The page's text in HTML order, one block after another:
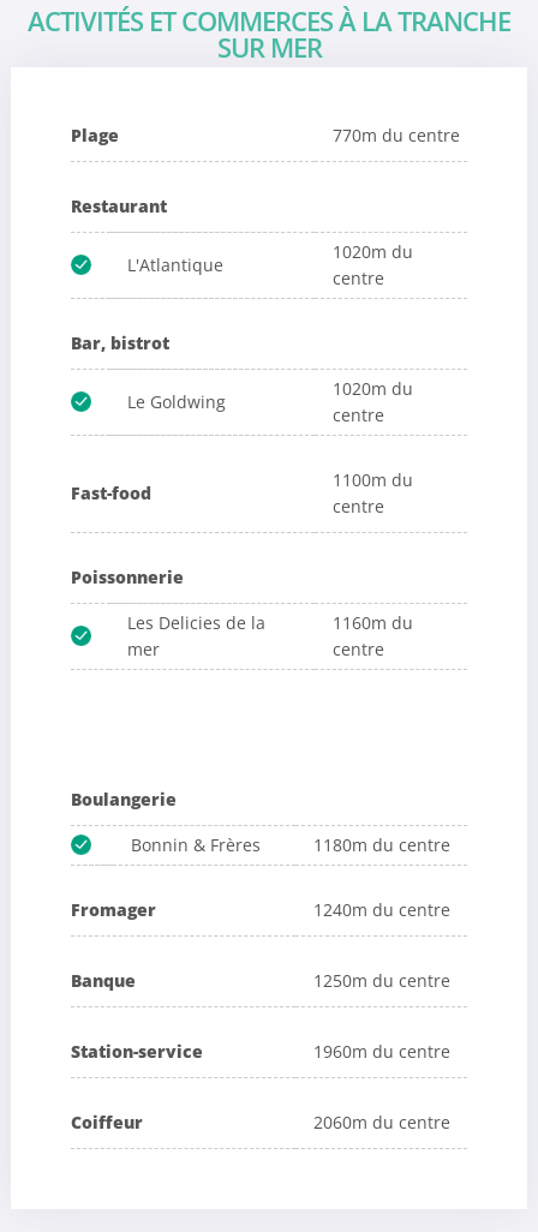
ACTIVITÉS ET COMMERCES À LA TRANCHE
SUR MER
Plage 770m du centre
Restaurant
L'Atlantique
1020m du
centre
Bar, bistrot
Le Goldwing
1020m du
centre
Fast-food
1100m du
centre
Poissonnerie
Les Delicies de la
mer
1160m du
centre
Boulangerie
Bonnin & Frères
1180m du centre
Fromager 1240m du centre
Banque 1250m du centre
Station-service 1960m du centre
Coiffeur 2060m du centre